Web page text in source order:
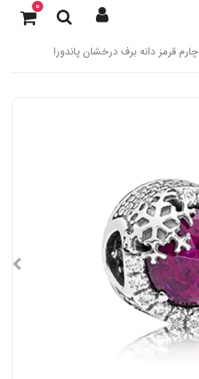
0
چارم قرمز دانه برف درخشان پاندورا